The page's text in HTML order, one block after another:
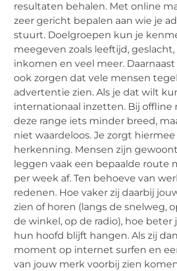
resultaten behalen. Met online
zeer gericht bepalen aan wie je
stuurt. Doelgroepen kun je
meegeven zoals leeftijd,
inkomen en veel meer.
ook zorgen dat vele mensen
advertentie zien. Als je dat wilt
internationaal inzetten. Bij offline
deze range iets minder breed,
niet waardeloos. Je zorgt
herkenning. Mensen zijn
leggen vaak een bepaalde route
per week af. Ten behoeve van
redenen. Hoe vaker zij daarbij
zien of horen (langs de snelweg,
de winkel, op de radio), hoe beter
hun hoofd blijft hangen. Als zij
moment op internet surfen en
van jouw merk voorbij zien